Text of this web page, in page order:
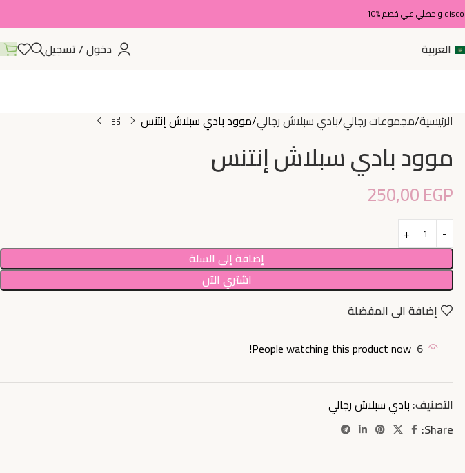
العربية دخول / تسجيل
الرئيسية مجموعات رجالي بادي سبلاش رجالي موود بادي سبلاش إنتنس
موود بادي سبلاش إنتنس
250,00EGP
إضافة إلى السلة
اشتري الآن
إضافة الى المفضلة
6
People watching this product now!
التصنيف: بادي سبلاش رجالي
Share: